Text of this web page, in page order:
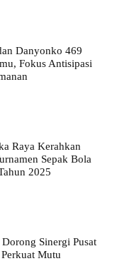
Danyonko 469
Fokus Antisipasi
Raya Kerahkan
Sepak Bola
2025
Sinergi Pusat
Mutu